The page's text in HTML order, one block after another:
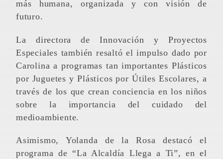
más humana, organizada y con visión de
futuro.
La directora de Innovación y Proyectos
Especiales también resaltó el impulso dado por
Carolina a programas tan importantes Plásticos
por Juguetes y Plásticos por Útiles Escolares, a
través de los que crean conciencia en los niños
sobre la importancia del cuidado del
medioambiente.
Asimismo, Yolanda de la Rosa destacó el
programa de “La Alcaldía Llega a Ti”, en el